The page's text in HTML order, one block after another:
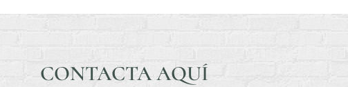
CONTACTA AQUÍ